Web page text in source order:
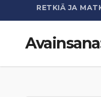
RETKIÄ JA